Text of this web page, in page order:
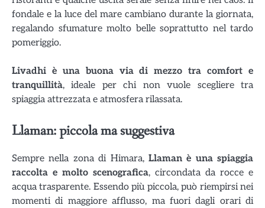
fondale e la luce del mare cambiano durante la giornata,
regalando sfumature molto belle soprattutto nel tardo
pomeriggio.
Livadhi è una buona via di mezzo tra comfort e
tranquillità, ideale per chi non vuole scegliere tra
spiaggia attrezzata e atmosfera rilassata.
Llaman: piccola ma suggestiva
Sempre nella zona di Himara, Llaman è una spiaggia
raccolta e molto scenografica, circondata da rocce e
acqua trasparente. Essendo più piccola, può riempirsi nei
momenti di maggiore afflusso, ma fuori dagli orari di